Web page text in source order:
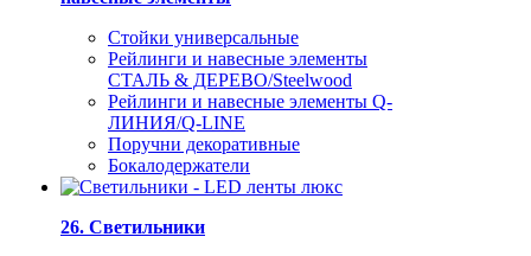
Стойки универсальные
Рейлинги и навесные элементы
СТАЛЬ & ДЕРЕВО/Steelwood
Рейлинги и навесные элементы Q-
ЛИНИЯ/Q-LINE
Поручни декоративные
Бокалодержатели
26. Светильники